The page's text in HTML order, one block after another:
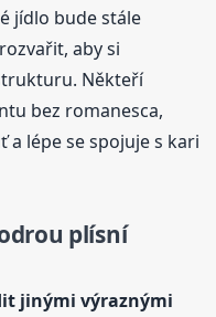
jídlo bude stále
aby si
Někteří
bez romanesca,
lépe se spojuje s kari
plísní
jinými výraznými